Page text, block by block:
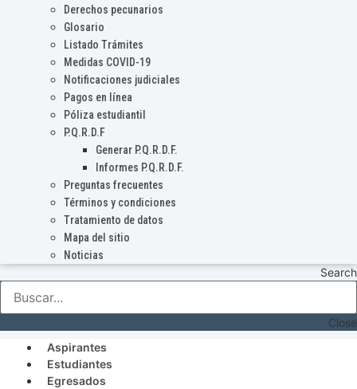
Derechos pecunarios
Glosario
Listado Trámites
Medidas COVID-19
Notificaciones judiciales
Pagos en línea
Póliza estudiantil
P.Q.R.D.F
Generar P.Q.R.D.F.
Informes P.Q.R.D.F.
Preguntas frecuentes
Términos y condiciones
Tratamiento de datos
Mapa del sitio
Noticias
Search
Close
Aspirantes
Estudiantes
Egresados